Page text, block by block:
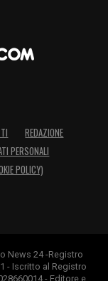
REDAZIONE
PERSONALI
POLICY)
News 24 -Registro
- Iscritto al Registro
- Editore e